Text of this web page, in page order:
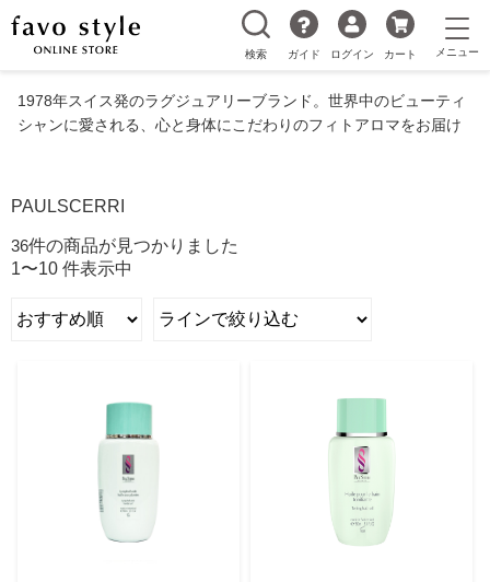
検索 ガイド ログイン カート
1978年スイス発のラグジュアリーブランド。世界中のビューティ
シャンに愛される、心と身体にこだわりのフィトアロマをお届け
PAULSCERRI
36件の商品が見つかりました
1〜10 件表示中